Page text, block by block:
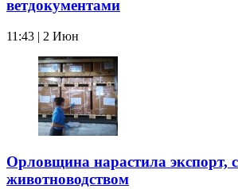
ветдокументами
11:43 | 2 Июн
Орловщина нарастила экспорт,
животноводством